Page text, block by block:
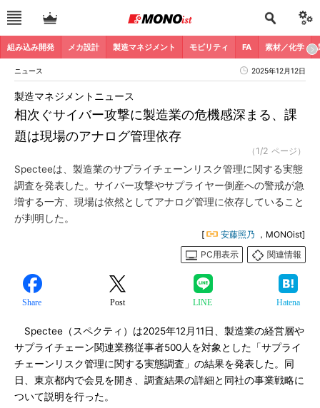
組み込み開発 メカ設計 製造マネジメント モビリティ FA 素材／化学
ニュース 2025年12月12日
相次ぐサイバー攻撃に製造業の危機感深まる、課
題は現場のアナログ管理依存
製造マネジメントニュース
（1/2 ページ）
Specteeは、製造業のサプライチェーンリスク管理に関する実態
調査を発表した。サイバー攻撃やサプライヤー倒産への警戒が急
増する一方、現場は依然としてアナログ管理に依存していること
が判明した。
[ 安藤照乃 ，MONOist]
PC用表示
関連情報
Share Post LINE Hatena
Spectee（スペクティ）は2025年12月11日、製造業の経営層や
サプライチェーン関連業務従事者500人を対象とした「サプライ
チェーンリスク管理に関する実態調査」の結果を発表した。同
日、東京都内で会見を開き、調査結果の詳細と同社の事業戦略に
ついて説明を行った。